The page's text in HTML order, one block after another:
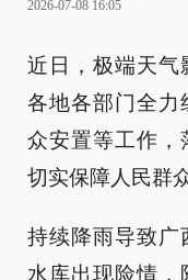
2026-07-08 16:05
近日，极端天气
各地各部门全力
众安置等工作，
切实保障人民群
持续降雨导致广
水库出现险情，